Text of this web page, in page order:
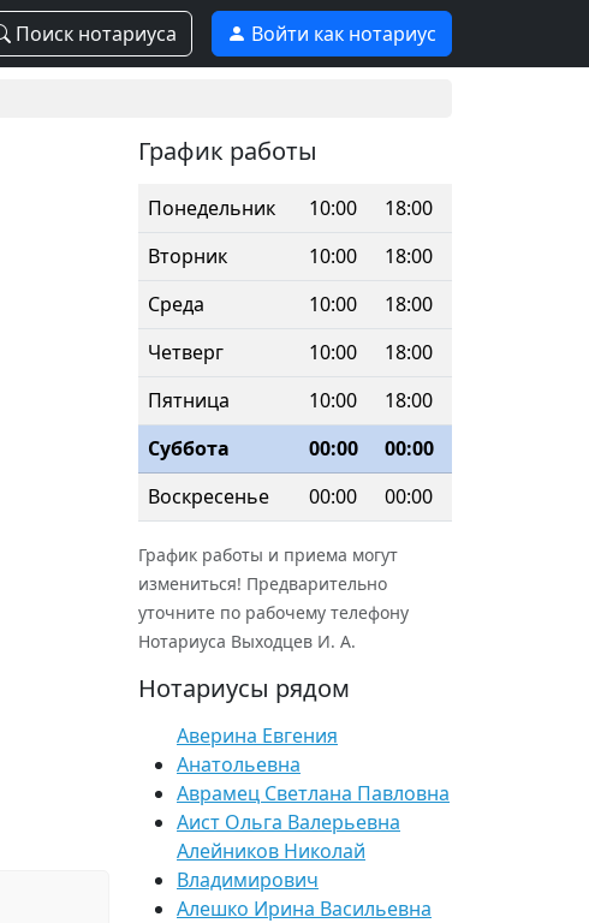
Поиск нотариуса Войти как нотариус
График работы
Понедельник 10:00
18:00
Вторник
10:00
18:00
Среда
10:00
18:00
Четверг
10:00
18:00
Пятница
10:00
18:00
Суббота
00:00
00:00
Воскресенье
00:00 00:00
График работы и приема могут
измениться! Предварительно
уточните по рабочему телефону
Нотариуса Выходцев И. А.
Нотариусы рядом
Аверина Евгения
Анатольевна
Аврамец Светлана Павловна
Аист Ольга Валерьевна
Алейников Николай
Владимирович
Алешко Ирина Васильевна